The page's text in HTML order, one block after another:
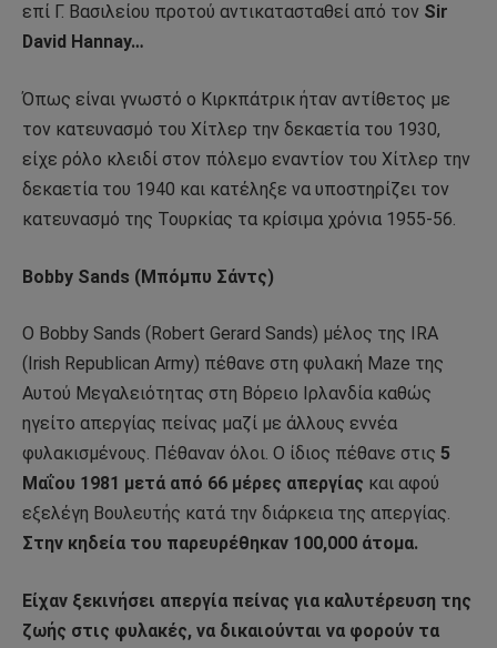
επί Γ. Βασιλείου προτού αντικατασταθεί από τον Sir
David Hannay…
Όπως είναι γνωστό ο Κιρκπάτρικ ήταν αντίθετος με
τον κατευνασμό του Χίτλερ την δεκαετία του 1930,
είχε ρόλο κλειδί στον πόλεμο εναντίον του Χίτλερ την
δεκαετία του 1940 και κατέληξε να υποστηρίζει τον
κατευνασμό της Τουρκίας τα κρίσιμα χρόνια 1955-56.
Bobby Sands (Μπόμπυ Σάντς)
O Bobby Sands (Robert Gerard Sands) μέλος της IRA
(Irish Republican Army) πέθανε στη φυλακή Maze της
Αυτού Μεγαλειότητας στη Βόρειο Ιρλανδία καθώς
ηγείτο απεργίας πείνας μαζί με άλλους εννέα
φυλακισμένους. Πέθαναν όλοι. Ο ίδιος πέθανε στις 5
Μαΐου 1981 μετά από 66 μέρες απεργίας και αφού
εξελέγη Βουλευτής κατά την διάρκεια της απεργίας.
Στην κηδεία του παρευρέθηκαν 100,000 άτομα.
Είχαν ξεκινήσει απεργία πείνας για καλυτέρευση της
ζωής στις φυλακές, να δικαιούνται να φορούν τα